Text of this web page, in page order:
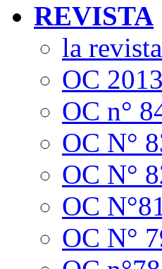
REVISTA
la
OC
OC n°
OC N°
OC N°
OC
OC N°